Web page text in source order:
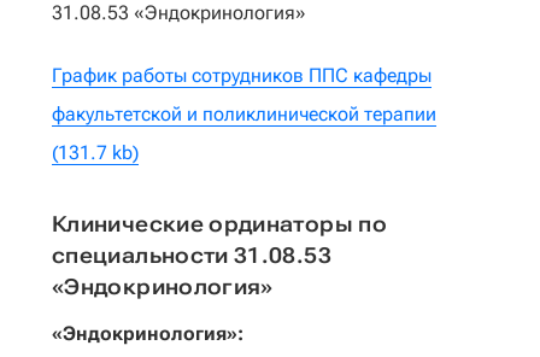
31.08.53 «Эндокринология»
График работы сотрудников ППС кафедры
факультетской и поликлинической терапии
(131.7 kb)
Клинические ординаторы по
специальности 31.08.53
«Эндокринология»
«Эндокринология»: